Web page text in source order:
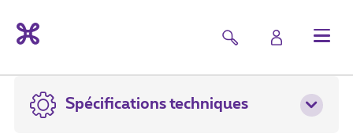
Spécifications techniques